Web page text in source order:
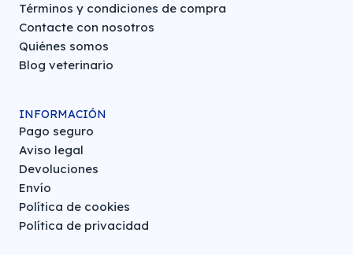
Términos y condiciones de compra
Contacte con nosotros
Quiénes somos
Blog veterinario
INFORMACIÓN
Pago seguro
Aviso legal
Devoluciones
Envío
Política de cookies
Política de privacidad